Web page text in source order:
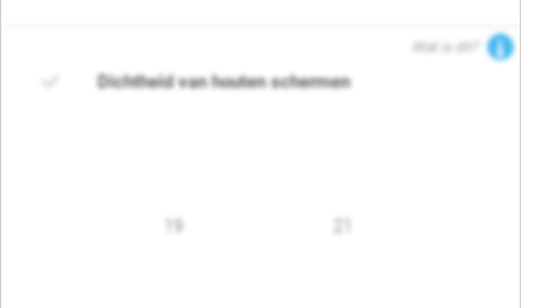
Wat is dit?
Dichtheid van houten schermen
19